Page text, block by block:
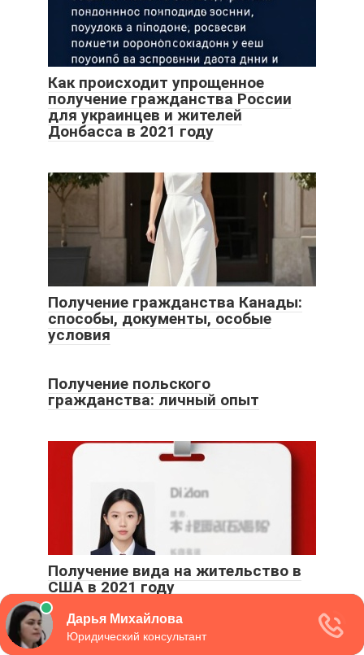
Как происходит упрощенное
получение гражданства России
для украинцев и жителей
Донбасса в 2021 году
Получение гражданства Канады:
способы, документы, особые
условия
Получение польского
гражданства: личный опыт
Получение вида на жительство в
США в 2021 году